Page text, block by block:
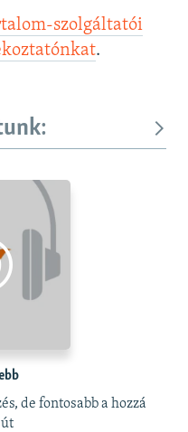
szolgáltatói
.
de fontosabb a hozzá